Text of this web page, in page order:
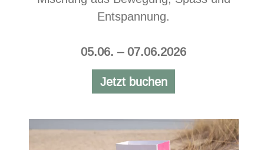
Entspannung.​​
05.06. – 07.06.2026
Jetzt buchen